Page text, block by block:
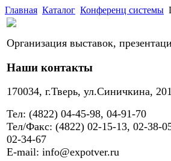
Главная Каталог Конференц системы
Организация выставок,
Наши контакты
170034, г.Тверь, ул.Синичкина, 201
Тел: (4822) 04-45-98, 04-91-70
Тел/Факс: (4822) 02-15-13, 02-38-
02-34-67
E-mail: info@expotver.ru